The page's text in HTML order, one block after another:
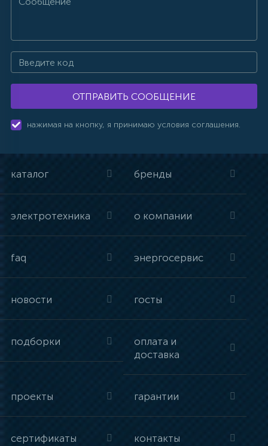
ОТПРАВИТЬ СООБЩЕНИЕ
нажимая на кнопку, я принимаю условия соглашения.
каталог бренды
электротехника о компании
faq энергосервис
новости госты
подборки
оплата и
доставка
проекты гарантии
сертификаты контакты